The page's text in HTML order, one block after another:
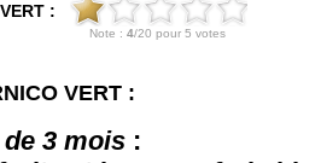
:
VERT :
3 mois :